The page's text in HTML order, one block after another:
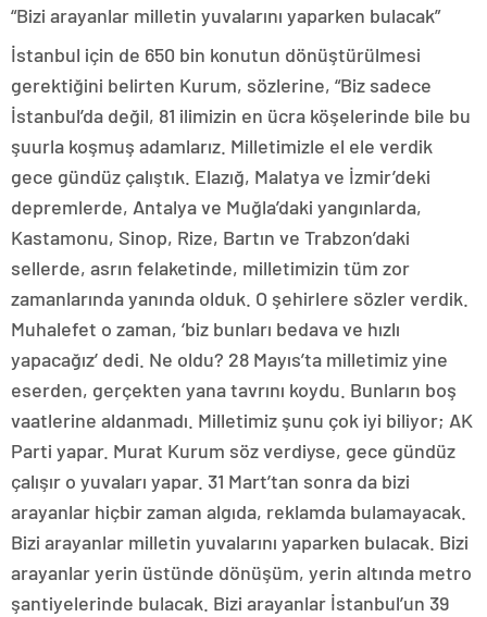
“Bizi arayanlar milletin yuvalarını yaparken bulacak”
İstanbul için de 650 bin konutun dönüştürülmesi
gerektiğini belirten Kurum, sözlerine, “Biz sadece
İstanbul’da değil, 81 ilimizin en ücra köşelerinde bile bu
şuurla koşmuş adamlarız. Milletimizle el ele verdik
gece gündüz çalıştık. Elazığ, Malatya ve İzmir’deki
depremlerde, Antalya ve Muğla’daki yangınlarda,
Kastamonu, Sinop, Rize, Bartın ve Trabzon’daki
sellerde, asrın felaketinde, milletimizin tüm zor
zamanlarında yanında olduk. O şehirlere sözler verdik.
Muhalefet o zaman, ‘biz bunları bedava ve hızlı
yapacağız’ dedi. Ne oldu? 28 Mayıs’ta milletimiz yine
eserden, gerçekten yana tavrını koydu. Bunların boş
vaatlerine aldanmadı. Milletimiz şunu çok iyi biliyor; AK
Parti yapar. Murat Kurum söz verdiyse, gece gündüz
çalışır o yuvaları yapar. 31 Mart’tan sonra da bizi
arayanlar hiçbir zaman algıda, reklamda bulamayacak.
Bizi arayanlar milletin yuvalarını yaparken bulacak. Bizi
arayanlar yerin üstünde dönüşüm, yerin altında metro
şantiyelerinde bulacak. Bizi arayanlar İstanbul’un 39